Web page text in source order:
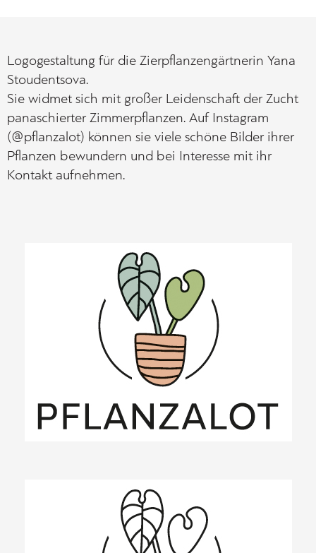
Logogestaltung für die Zierpflanzengärtnerin Yana
Stoudentsova.
Sie widmet sich mit großer Leidenschaft der Zucht
panaschierter Zimmerpflanzen. Auf Instagram
(@pflanzalot) können sie viele schöne Bilder ihrer
Pflanzen bewundern und bei Interesse mit ihr
Kontakt aufnehmen.